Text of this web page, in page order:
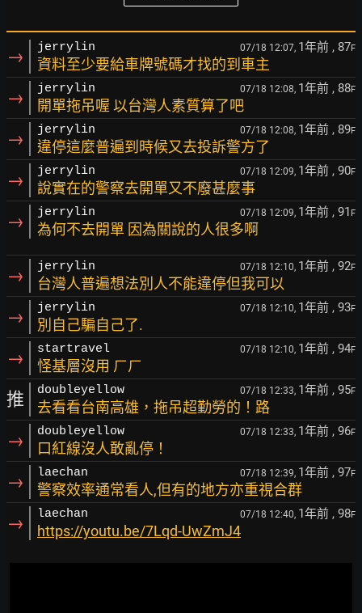
→ jerrylin 07/18 12:07, 1年前 , 87F
資料至少要給車牌號碼才找的到車主
→ jerrylin 07/18 12:08, 1年前 , 88F
開單拖吊喔 以台灣人素質算了吧
→ jerrylin 07/18 12:08, 1年前 , 89F
違停這麼普遍到時候又去投訴警方了
→ jerrylin 07/18 12:09, 1年前 , 90F
說實在的警察去開單又不廢甚麼事
→ jerrylin 07/18 12:09, 1年前 , 91 F
為何不去開單 因為關說的人很多啊
→ jerrylin 07/18 12:10, 1年前 , 92F
台灣人普遍想法別人不能違停但我可以
→ jerrylin 07/18 12:10, 1年前 , 93F
別自己騙自己了.
→ startravel 07/18 12:10, 1年前 , 94F
怪基層沒用 ㄏㄏ
推 doubleyellow 07/18 12:33, 1年前 , 95F
去看看台南高雄，拖吊超勤勞的！路
→ doubleyellow 07/18 12:33, 1年前 , 96F
口紅線沒人敢亂停！
→ laechan 07/18 12:39, 1年前 , 97F
警察效率通常看人,但有的地方亦重視合群
→ laechan 07/18 12:40, 1年前 , 98F
https://youtu.be/7Lqd-UwZmJ4